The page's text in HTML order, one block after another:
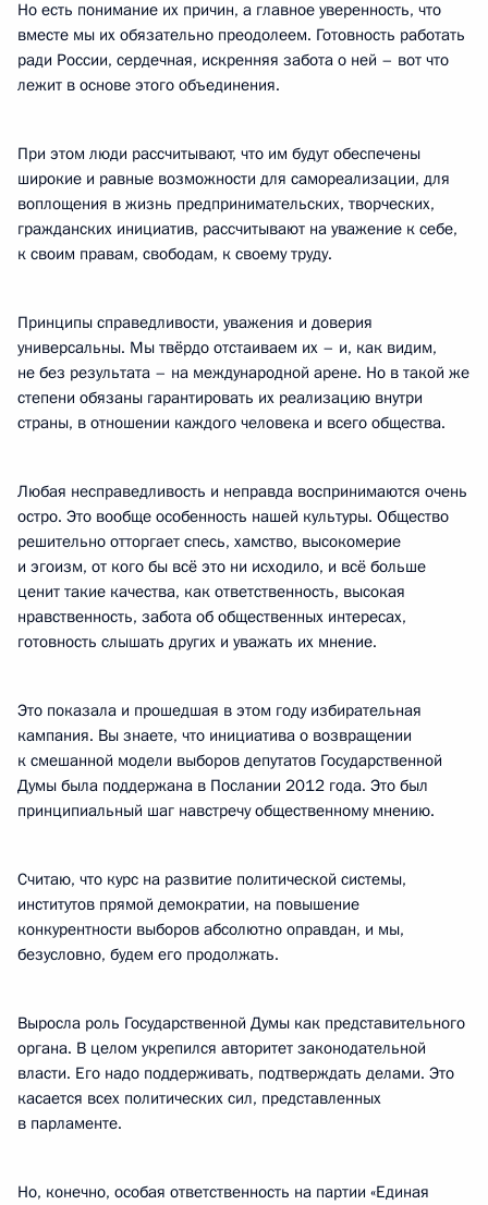
Но есть понимание их причин, а главное уверенность, что
вместе мы их обязательно преодолеем. Готовность работать
ради России, сердечная, искренняя забота о ней – вот что
лежит в основе этого объединения.
При этом люди рассчитывают, что им будут обеспечены
широкие и равные возможности для самореализации, для
воплощения в жизнь предпринимательских, творческих,
гражданских инициатив, рассчитывают на уважение к себе,
к своим правам, свободам, к своему труду.
Принципы справедливости, уважения и доверия
универсальны. Мы твёрдо отстаиваем их – и, как видим,
не без результата – на международной арене. Но в такой же
степени обязаны гарантировать их реализацию внутри
страны, в отношении каждого человека и всего общества.
Любая несправедливость и неправда воспринимаются очень
остро. Это вообще особенность нашей культуры. Общество
решительно отторгает спесь, хамство, высокомерие
и эгоизм, от кого бы всё это ни исходило, и всё больше
ценит такие качества, как ответственность, высокая
нравственность, забота об общественных интересах,
готовность слышать других и уважать их мнение.
Это показала и прошедшая в этом году избирательная
кампания. Вы знаете, что инициатива о возвращении
к смешанной модели выборов депутатов Государственной
Думы была поддержана в Послании 2012 года. Это был
принципиальный шаг навстречу общественному мнению.
Считаю, что курс на развитие политической системы,
институтов прямой демократии, на повышение
конкурентности выборов абсолютно оправдан, и мы,
безусловно, будем его продолжать.
Выросла роль Государственной Думы как представительного
органа. В целом укрепился авторитет законодательной
власти. Его надо поддерживать, подтверждать делами. Это
касается всех политических сил, представленных
в парламенте.
Но, конечно, особая ответственность на партии «Единая